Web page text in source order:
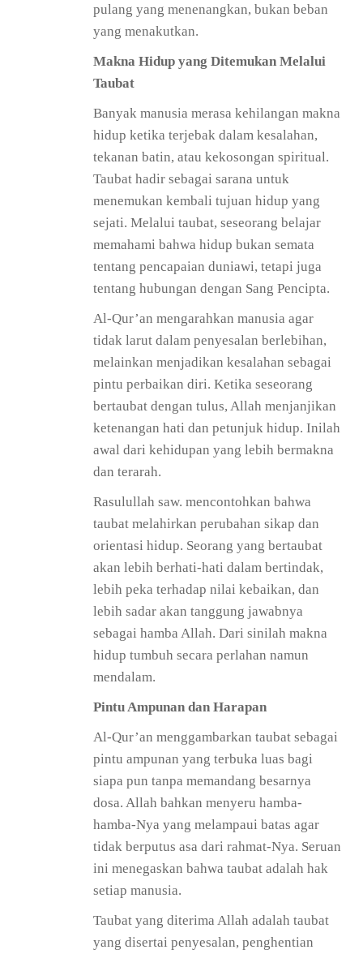
pulang yang menenangkan, bukan beban
yang menakutkan.
Makna Hidup yang Ditemukan Melalui
Taubat
Banyak manusia merasa kehilangan makna
hidup ketika terjebak dalam kesalahan,
tekanan batin, atau kekosongan spiritual.
Taubat hadir sebagai sarana untuk
menemukan kembali tujuan hidup yang
sejati. Melalui taubat, seseorang belajar
memahami bahwa hidup bukan semata
tentang pencapaian duniawi, tetapi juga
tentang hubungan dengan Sang Pencipta.
Al-Qur’an mengarahkan manusia agar
tidak larut dalam penyesalan berlebihan,
melainkan menjadikan kesalahan sebagai
pintu perbaikan diri. Ketika seseorang
bertaubat dengan tulus, Allah menjanjikan
ketenangan hati dan petunjuk hidup. Inilah
awal dari kehidupan yang lebih bermakna
dan terarah.
Rasulullah saw. mencontohkan bahwa
taubat melahirkan perubahan sikap dan
orientasi hidup. Seorang yang bertaubat
akan lebih berhati-hati dalam bertindak,
lebih peka terhadap nilai kebaikan, dan
lebih sadar akan tanggung jawabnya
sebagai hamba Allah. Dari sinilah makna
hidup tumbuh secara perlahan namun
mendalam.
Pintu Ampunan dan Harapan
Al-Qur’an menggambarkan taubat sebagai
pintu ampunan yang terbuka luas bagi
siapa pun tanpa memandang besarnya
dosa. Allah bahkan menyeru hamba-
hamba-Nya yang melampaui batas agar
tidak berputus asa dari rahmat-Nya. Seruan
ini menegaskan bahwa taubat adalah hak
setiap manusia.
Taubat yang diterima Allah adalah taubat
yang disertai penyesalan, penghentian